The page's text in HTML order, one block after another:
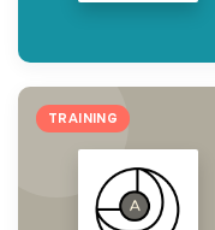
TRAINING